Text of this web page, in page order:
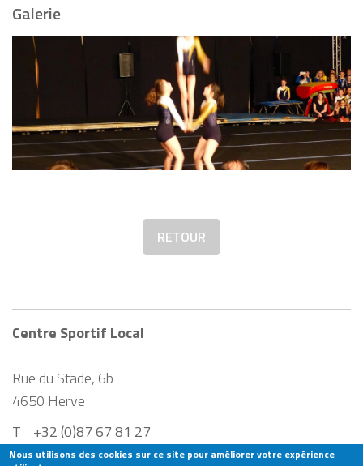
Galerie
RETOUR
Centre Sportif Local
Rue du Stade, 6b
4650 Herve
T
+32 (0)87 67 81 27
CENTRESPORTIFLOCAL@HERVE.BE
Nous utilisons des cookies sur ce site pour améliorer votre expérience